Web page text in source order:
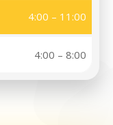
4:00 – 11:00
4:00 – 8:00